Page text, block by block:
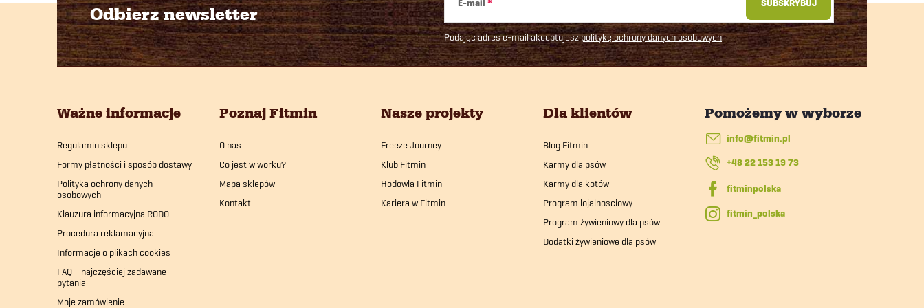
Odbierz newsletter
E-mail
Podając adres e-mail akceptujeszpolitykę ochrony danych osobowych.
SUBSKRYBUJ
Ważne informacje
Regulamin sklepu
Formy płatności i sposób dostawy
Polityka ochrony danych
osobowych
Klauzura informacyjna RODO
Procedura reklamacyjna
Informacje o plikach cookies
FAQ – najczęściej zadawane
pytania
Moje zamówienie
Poznaj Fitmin
O nas
Co jest w worku?
Mapa sklepów
Kontakt
Nasze projekty
Freeze Journey
Klub Fitmin
Hodowla Fitmin
Kariera w Fitmin
Dla klientów
Blog Fitmin
Karmy dla psów
Karmy dla kotów
Program lojalnosciowy
Program żywieniowy dla psów
Dodatki żywieniowe dla psów
info@fitmin.pl
+48 22 153 19 73
fitmin_polska